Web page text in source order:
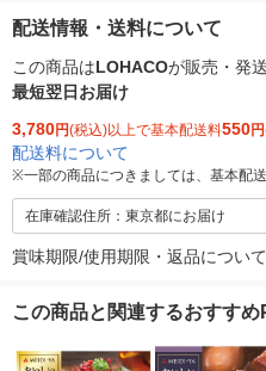
配送情報・送料について
この商品はLOHACOが販売・発
最短翌日お届け
3,780円(税込)以上で基本配送料550円
配送料について
※一部の商品につきましては、基本配
在庫確認住所：東京都にお届け
賞味期限/使用期限・返品について
この商品と関連するおすすめ